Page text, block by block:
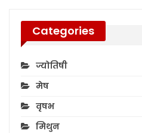
Categories
ज्योतिषी
मेष
वृषभ
मिथुन